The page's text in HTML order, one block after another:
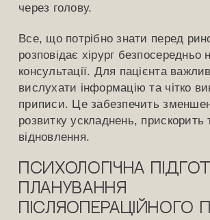
через голову.
Все, що потрібно знати перед
розповідає хірург безпосередньо
консультації. Для пацієнта
вислухати інформацію та чітко
приписи. Це забезпечить
розвитку ускладнень, прискорить
відновлення.
Психологічна
планування
післяопераційного